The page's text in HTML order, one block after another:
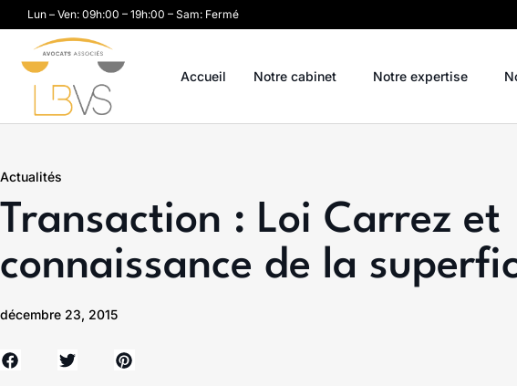
Lun – Ven: 09h:00 – 19h:00 – Sam: Fermé
Accueil Notre cabinet Notre expertise
Actualités
Transaction : Loi Carrez et
connaissance de la
décembre 23, 2015